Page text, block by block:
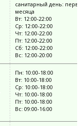
санитарный день:
месяца
Вт: 12:00-22:00
Ср: 12:00-22:00
Чт: 12:00-22:00
Пт: 12:00-22:00
Сб: 12:00-22:00
Вс: 12:00-20:00
Пн: 10:00-18:00
Вт: 10:00-18:00
Ср: 10:00-18:00
Чт: 10:00-18:00
Пт: 10:00-18:00
Вс: 09:00-16:00